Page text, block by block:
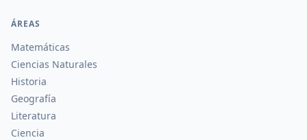
ÁREAS
Matemáticas
Ciencias Naturales
Historia
Geografía
Literatura
Ciencia